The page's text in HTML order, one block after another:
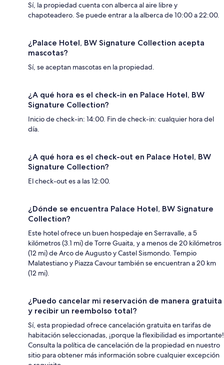
Sí, la propiedad cuenta con alberca al aire libre y
chapoteadero. Se puede entrar a la alberca de 10:00 a 22:00.
¿Palace Hotel, BW Signature Collection acepta
mascotas?
Sí, se aceptan mascotas en la propiedad.
¿A qué hora es el check-in en Palace Hotel, BW
Signature Collection?
Inicio de check-in: 14:00. Fin de check-in: cualquier hora del
día.
¿A qué hora es el check-out en Palace Hotel, BW
Signature Collection?
El check-out es a las 12:00.
¿Dónde se encuentra Palace Hotel, BW Signature
Collection?
Este hotel ofrece un buen hospedaje en Serravalle, a 5
kilómetros (3.1 mi) de Torre Guaita, y a menos de 20 kilómetros
(12 mi) de Arco de Augusto y Castel Sismondo. Tempio
Malatestiano y Piazza Cavour también se encuentran a 20 km
(12 mi).
¿Puedo cancelar mi reservación de manera gratuita
y recibir un reembolso total?
Sí, esta propiedad ofrece cancelación gratuita en tarifas de
habitación seleccionadas, ¡porque la flexibilidad es importante!
Consulta la política de cancelación de la propiedad en nuestro
sitio para obtener más información sobre cualquier excepción